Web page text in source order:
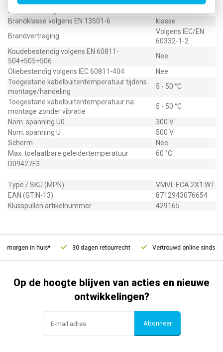
Beschermd tegen torderen
Brandklasse volgens EN 13501-6
klasse
Brandvertraging
Volgens IEC/EN
60332-1-2
Koudebestendig volgens EN 60811-
504+505+506
Nee
Oliebestendig volgens IEC 60811-404
Nee
Toegestane kabelbuitentemperatuur tijdens
montage/handeling
5 - 50 °C
Toegestane kabelbuitentemperatuur na
montage zonder vibratie
5 - 50 °C
Nom. spanning U0
300 V
Nom. spanning U
500 V
Scherm
Nee
Max. toelaatbare geleidertemperatuur
60 °C
D09427F3
Type / SKU (MPN)
VMVL ECA 2X1 WT
EAN (GTIN-13)
8712943076654
Klusspullen artikelnummer
429165
morgen in huis* 30 dagen retourrecht Vertrouwd online sinds
Op de hoogte blijven van acties en nieuwe
ontwikkelingen?
Abonneer